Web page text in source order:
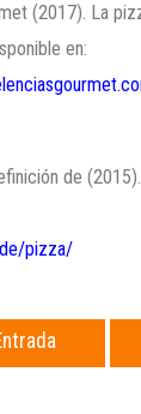
(2017). La
en:
de
pizza/